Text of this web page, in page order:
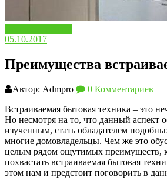
05.10.2017
Преимущества
Автор: Admpro
0 Комментариев
Встраиваемая бытовая техника – это
Но несмотря на то, что данный аспект
изученным, стать обладателем
многие домовладельцы. Чем же это
целым рядом ощутимых преимуществ,
похвастать встраиваемая бытовая
этом нам и предстоит поговорить в